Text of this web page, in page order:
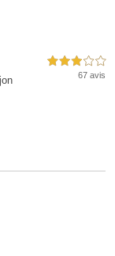
3,0 étoiles sur 5
67 avis